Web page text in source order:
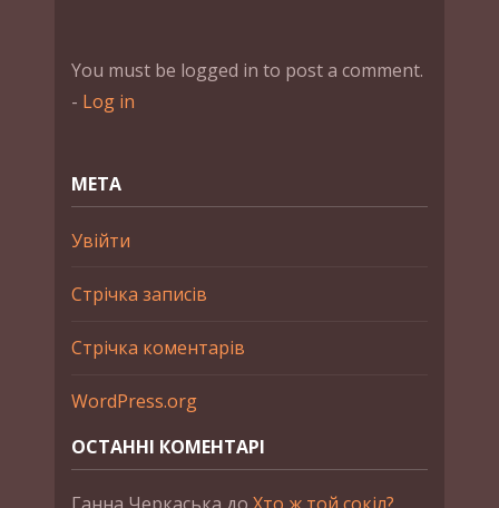
You must be logged in to post a comment.
- Log in
МЕТА
Увійти
Стрічка записів
Стрічка коментарів
WordPress.org
ОСТАННІ КОМЕНТАРІ